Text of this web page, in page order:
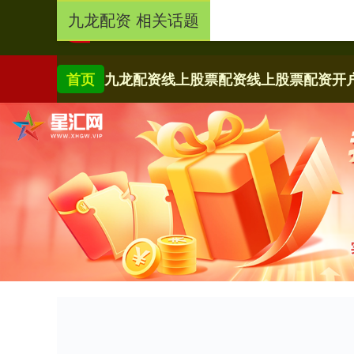
首页 九龙配资线上股票配资线上股票配资开
九龙配资 相关话题